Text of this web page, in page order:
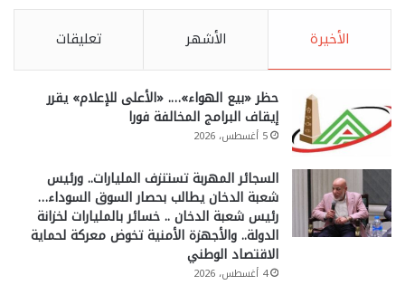
الأخيرة الأشهر تعليقات
حظر «بيع الهواء»…. «الأعلى للإعلام» يقرر
إيقاف البرامج المخالفة فورا
5 أغسطس، 2026
السجائر المهربة تستنزف المليارات.. ورئيس
شعبة الدخان يطالب بحصار السوق السوداء…
رئيس شعبة الدخان .. خسائر بالمليارات لخزانة
الدولة.. والأجهزة الأمنية تخوض معركة لحماية
الاقتصاد الوطني
4 أغسطس، 2026